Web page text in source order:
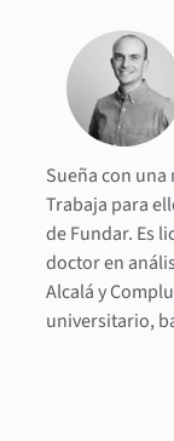
Sueña con
Trabaja para
de Fundar. Es
doctor en
Alcalá y
universitario,